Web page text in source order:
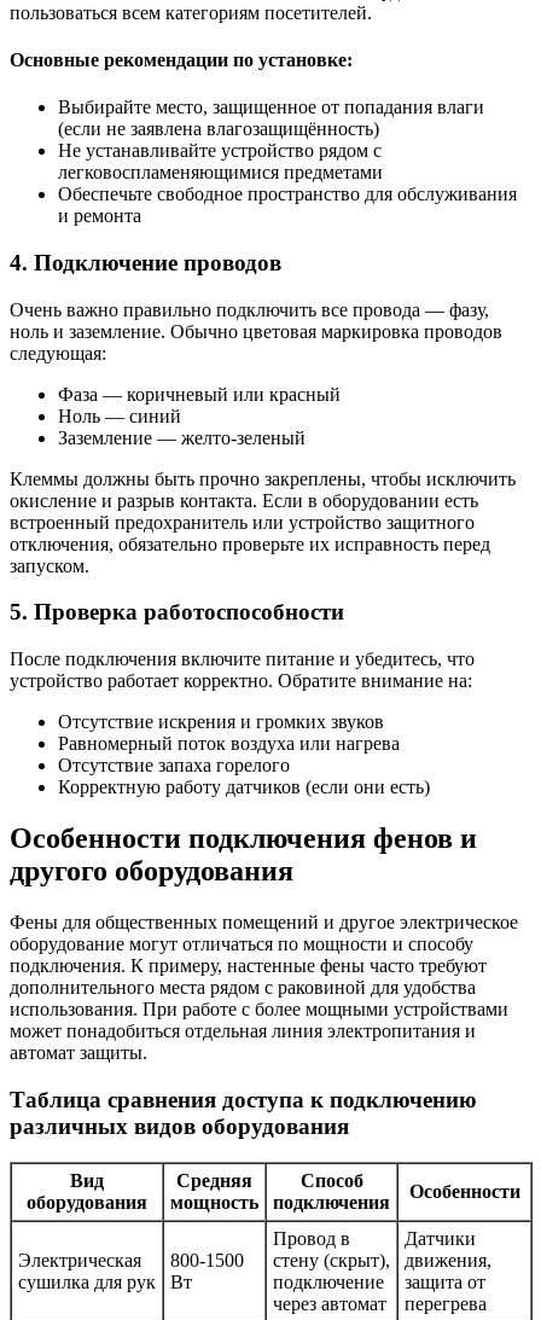
пользоваться всем категориям посетителей.
Основные рекомендации по установке:
Выбирайте место, защищенное от попадания влаги
(если не заявлена влагозащищённость)
Не устанавливайте устройство рядом с
легковоспламеняющимися предметами
Обеспечьте свободное пространство для обслуживания
и ремонта
4. Подключение проводов
Очень важно правильно подключить все провода — фазу,
ноль и заземление. Обычно цветовая маркировка проводов
следующая:
Фаза — коричневый или красный
Ноль — синий
Заземление — желто-зеленый
Клеммы должны быть прочно закреплены, чтобы исключить
окисление и разрыв контакта. Если в оборудовании есть
встроенный предохранитель или устройство защитного
отключения, обязательно проверьте их исправность перед
запуском.
5. Проверка работоспособности
После подключения включите питание и убедитесь, что
устройство работает корректно. Обратите внимание на:
Отсутствие искрения и громких звуков
Равномерный поток воздуха или нагрева
Отсутствие запаха горелого
Корректную работу датчиков (если они есть)
Особенности подключения фенов и
другого оборудования
Фены для общественных помещений и другое электрическое
оборудование могут отличаться по мощности и способу
подключения. К примеру, настенные фены часто требуют
дополнительного места рядом с раковиной для удобства
использования. При работе с более мощными устройствами
может понадобиться отдельная линия электропитания и
автомат защиты.
Таблица сравнения доступа к подключению
различных видов оборудования
Вид
оборудования
Средняя
мощность
Способ
подключения
Особенности
Электрическая
сушилка для рук
800-1500
Вт
Провод в
стену (скрыт),
подключение
через автомат
Датчики
движения,
защита от
перегрева